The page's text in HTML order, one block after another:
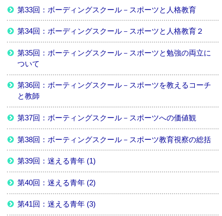
第33回：ボーディングスクール－スポーツと人格教育
第34回：ボーディングスクール－スポーツと人格教育２
第35回：ボーティングスクール－スポーツと勉強の両立に
ついて
第36回：ボーティングスクール－スポーツを教えるコーチ
と教師
第37回：ボーティングスクール－スポーツへの価値観
第38回：ボーティングスクール－スポーツ教育視察の総括
第39回：迷える青年 (1)
第40回：迷える青年 (2)
第41回：迷える青年 (3)